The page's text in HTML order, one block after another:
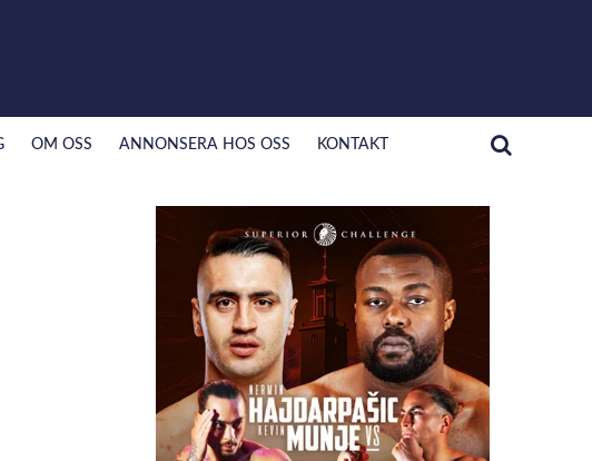
OM OSS ANNONSERA HOS OSS KONTAKT